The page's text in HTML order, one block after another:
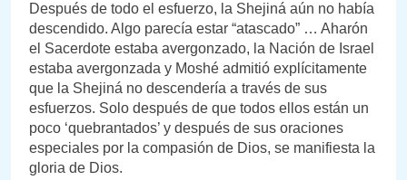
Después de todo el esfuerzo, la Shejiná aún no había
descendido. Algo parecía estar “atascado” … Aharón
el Sacerdote estaba avergonzado, la Nación de Israel
estaba avergonzada y Moshé admitió explícitamente
que la Shejiná no descendería a través de sus
esfuerzos. Solo después de que todos ellos están un
poco ‘quebrantados’ y después de sus oraciones
especiales por la compasión de Dios, se manifiesta la
gloria de Dios.